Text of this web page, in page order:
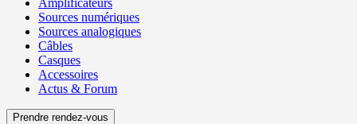
Amplificateurs
Sources numériques
Sources analogiques
Câbles
Casques
Accessoires
Actus & Forum
Prendre rendez-vous